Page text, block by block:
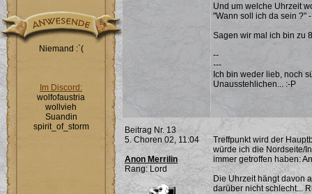
Niemand :`(
Im Discord:
wolfofaustria
wollvieh
Suandin
spirit_of_storm
Und um welche Uhrzeit
"Wann soll ich da sein ?"
Sagen wir mal ich bin zu
--
---
Ich bin weder lieb, noch
Unausstehlichen... :-P
Beitrag Nr. 13
5. Choren 02, 11:04
Anon Merrilin
Rang: Lord
Treffpunkt wird der
würde ich die Nordseite/
immer getroffen haben:
Die Uhrzeit hängt davon
darüber nicht schlecht...